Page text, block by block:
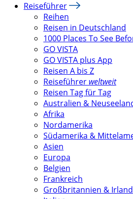
Reiseführer
Reihen
Reisen in Deutschland
1000 Places To See
GO VISTA
GO VISTA plus App
Reisen A bis Z
Reiseführer weltweit
Reisen Tag für Tag
Australien &
Afrika
Nordamerika
Südamerika &
Asien
Europa
Belgien
Frankreich
Großbritannien & Irland